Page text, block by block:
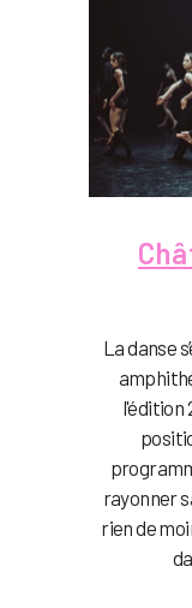
La danse
l'édition
rayonner
rien de